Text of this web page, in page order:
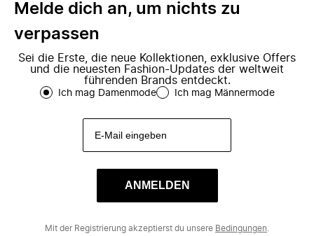
Melde dich an, um nichts zu
verpassen
Sei die Erste, die neue Kollektionen, exklusive Offers
und die neuesten Fashion-Updates der weltweit
führenden Brands entdeckt.
Ich mag Damenmode Ich mag Männermode
ANMELDEN
Mit der Registrierung akzeptierst du unsere Bedingungen